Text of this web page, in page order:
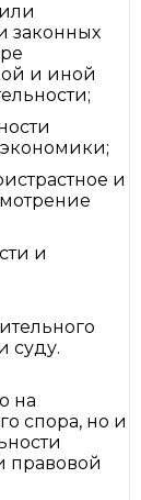
законных
и иной
и
и
суду.
на
спора, но и
правовой